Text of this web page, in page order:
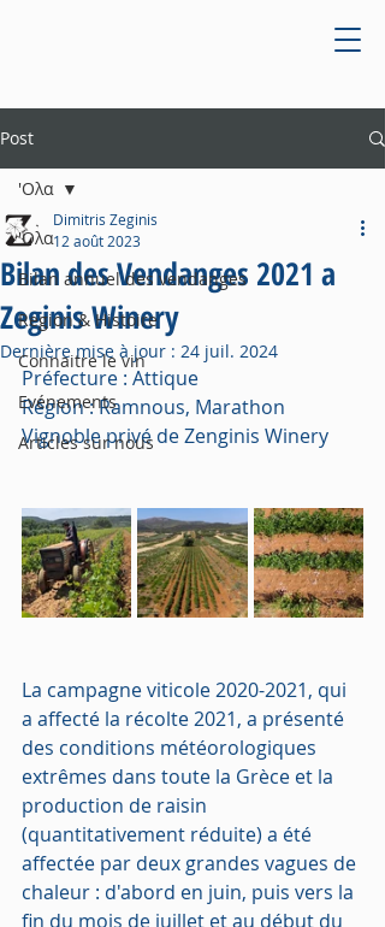
Post
'Ολα
Bilan annuel des vendanges
Region & Histoire
Connaitre le vin
Evénements
Articles sur nous
'Ολα
Bilan des Vendanges 2021 a
Zeginis Winery
Dimitris Zeginis
12 août 2023
Dernière mise à jour : 24 juil. 2024
Préfecture : Attique
Région : Ramnous, Marathon
Vignoble privé de Zenginis Winery
La campagne viticole 2020-2021, qui
a affecté la récolte 2021, a présenté
des conditions météorologiques
extrêmes dans toute la Grèce et la
production de raisin
(quantitativement réduite) a été
affectée par deux grandes vagues de
chaleur : d'abord en juin, puis vers la
fin du mois de juillet et au début du